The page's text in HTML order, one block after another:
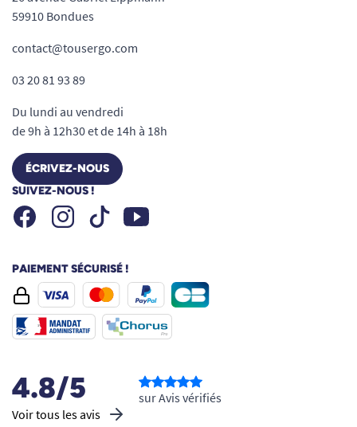
59910 Bondues
contact@tousergo.com
03 20 81 93 89
Du lundi au vendredi
de 9h à 12h30 et de 14h à 18h
ÉCRIVEZ-NOUS
SUIVEZ-NOUS !
FacebookInstagramTiktok Youtube
PAIEMENT SÉCURISÉ !
4.8/5
Voir tous les avis
sur Avis vérifiés